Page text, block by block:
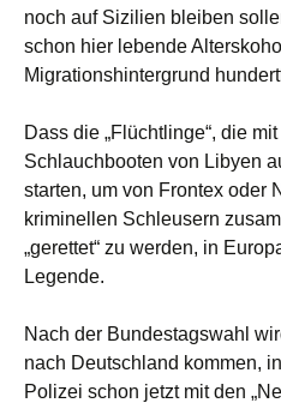
noch auf Sizilien bleiben
schon hier lebende
Migrationshintergrund
Dass die „Flüchtlinge“, die
Schlauchbooten von Libyen
starten, um von Frontex oder
kriminellen Schleusern
„gerettet“ zu werden, in
Legende.
Nach der Bundestagswahl
nach Deutschland kommen,
Polizei schon jetzt mit den